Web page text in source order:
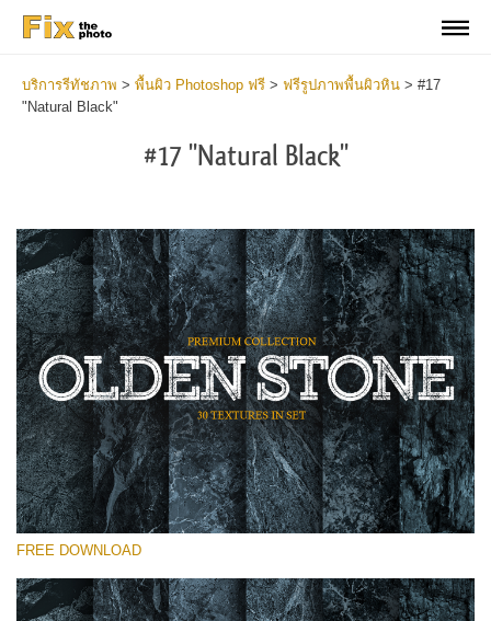
บริการรีทัชภาพ > พื้นผิว Photoshop ฟรี > ฟรีรูปภาพพื้นผิวหิน > #17
"Natural Black"
#17 "Natural Black"
โปรดเลือก
Small 800*533px
FREE DOWNLOAD